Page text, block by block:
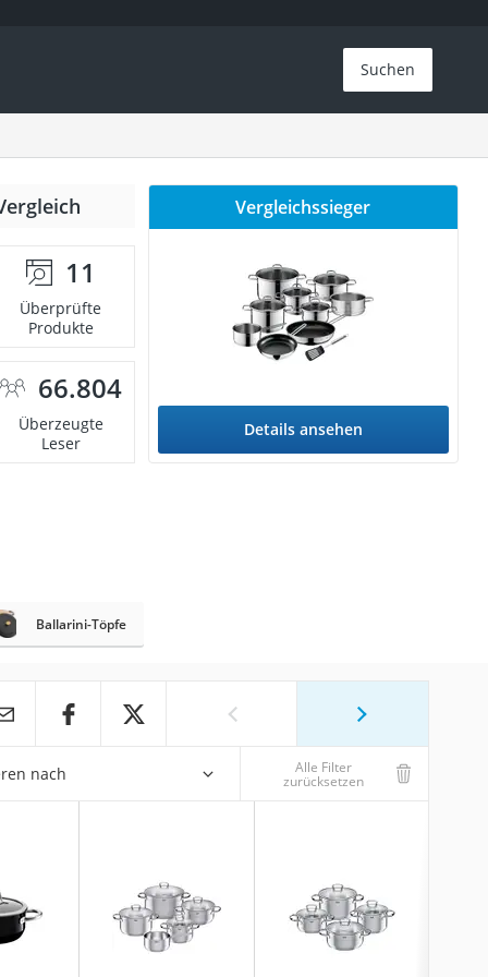
Suchen
11
Überprüfte
Produkte
66.804
Überzeugte
Leser
Vergleichssieger
Details ansehen
Ballarini-Töpfe
nach Alle Filter
zurücksetzen